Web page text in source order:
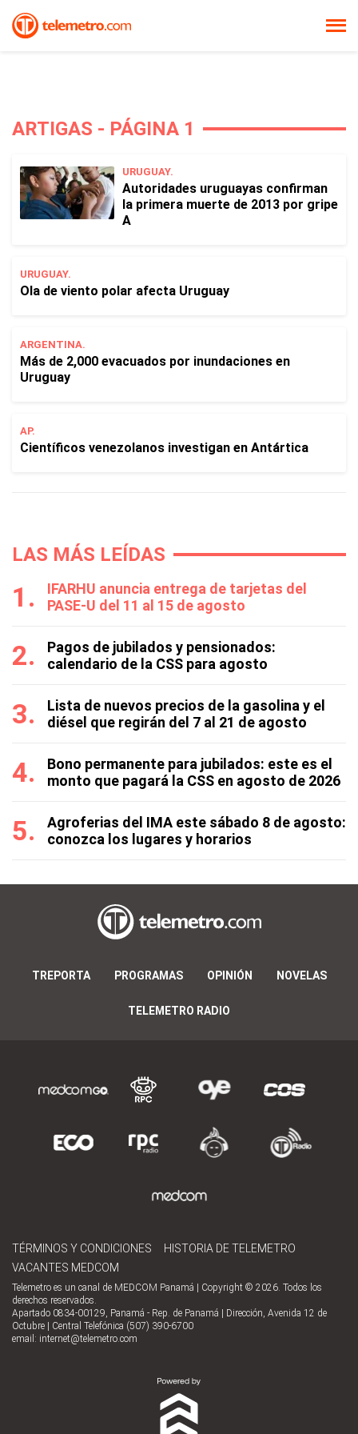
ARTIGAS - PÁGINA 1
URUGUAY.
Autoridades uruguayas confirman
la primera muerte de 2013 por gripe
A
URUGUAY.
Ola de viento polar afecta Uruguay
ARGENTINA.
Más de 2,000 evacuados por inundaciones en
Uruguay
AP.
Científicos venezolanos investigan en Antártica
LAS MÁS LEÍDAS
IFARHU anuncia entrega de tarjetas del
PASE-U del 11 al 15 de agosto
Pagos de jubilados y pensionados:
calendario de la CSS para agosto
Lista de nuevos precios de la gasolina y el
diésel que regirán del 7 al 21 de agosto
Bono permanente para jubilados: este es el
monto que pagará la CSS en agosto de 2026
Agroferias del IMA este sábado 8 de agosto:
conozca los lugares y horarios
TREPORTA PROGRAMAS OPINIÓN NOVELAS
TELEMETRO RADIO
TÉRMINOS Y CONDICIONES
HISTORIA DE TELEMETRO
VACANTES MEDCOM
Telemetro es un canal de MEDCOM Panamá | Copyright © 2026. Todos los
derechos reservados.
Apartado 0834-00129, Panamá - Rep. de Panamá | Dirección, Avenida 12 de
Octubre | Central Telefónica (507) 390-6700
email: internet@telemetro.com